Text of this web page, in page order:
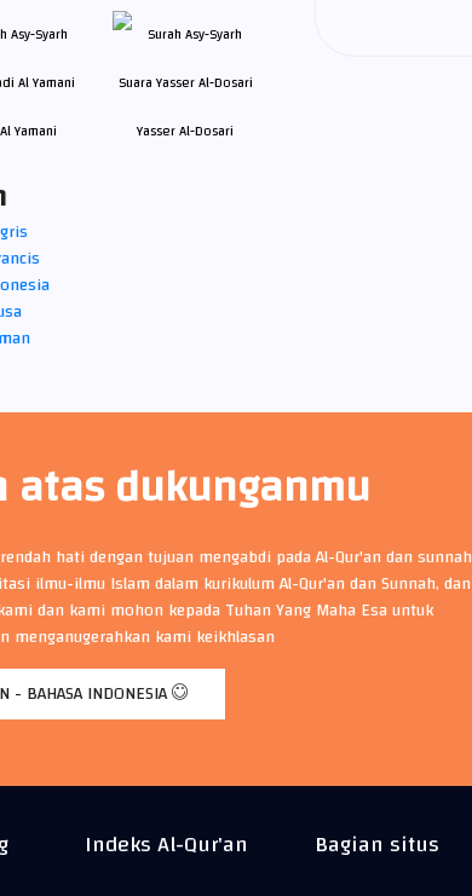
Yamani Yasser Al-Dosari
atas dukunganmu
hati dengan tujuan mengabdi pada Al-Qur'an dan sunnah
ilmu-ilmu Islam dalam kurikulum Al-Qur'an dan Sunnah, dan
dan kami mohon kepada Tuhan Yang Maha Esa untuk
menganugerahkan kami keikhlasan.
- BAHASA INDONESIA
Bagian situs
Indeks Al-Qur'an